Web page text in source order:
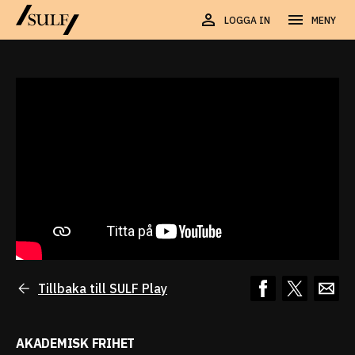
LOGGA IN MENY
Tillbaka till SULF Play
AKADEMISK FRIHET